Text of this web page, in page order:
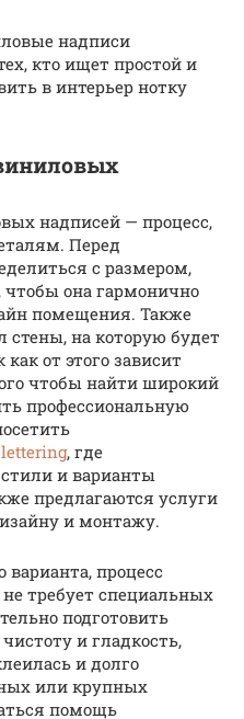
надписи
кто ищет простой и
в интерьер нотку
надписей — процесс,
Перед
с размером,
она гармонично
помещения. Также
стены, на которую будет
от этого зависит
чтобы найти широкий
профессиональную
, где
и варианты
предлагаются услуги
и монтажу.
процесс
требует специальных
подготовить
и гладкость,
и долго
или крупных
помощь